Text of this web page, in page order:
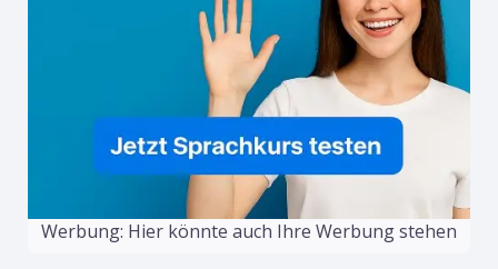
Werbung: Hier könnte auch Ihre Werbung stehen